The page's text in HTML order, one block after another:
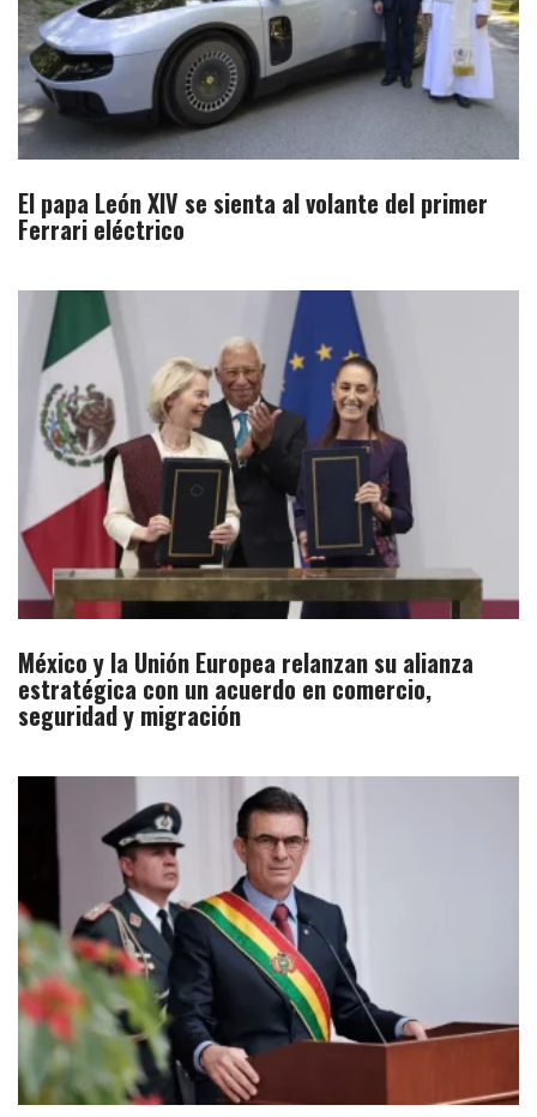
El papa León XIV se sienta al volante del primer
Ferrari eléctrico
México y la Unión Europea relanzan su alianza
estratégica con un acuerdo en comercio,
seguridad y migración